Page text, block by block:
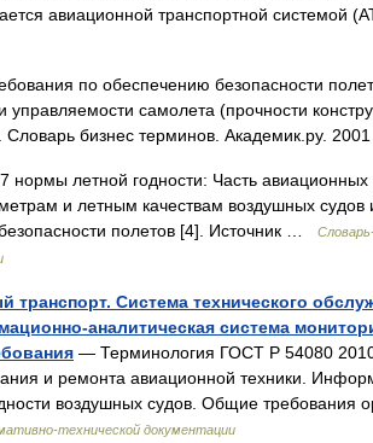
авиационной транспортной системой
по обеспечению безопасности
управляемости самолета (прочности
Словарь бизнес терминов. Академик.ру.
нормы летной годности: Часть авиационных
и летным качествам воздушных судов
полетов [4]. Источник …
транспорт. Система технического
аналитическая система
— Терминология ГОСТ Р 54080
и ремонта авиационной техники.
воздушных судов. Общие требования
технической документации